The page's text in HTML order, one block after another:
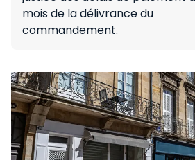
mois de la délivrance du
commandement.